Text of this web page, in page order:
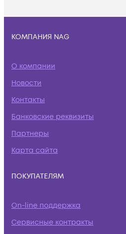
КОМПАНИЯ NAG
О компании
Новости
Контакты
Банковские реквизиты
Партнеры
Карта сайта
ПОКУПАТЕЛЯМ
On-line поддержка
Сервисные контракты